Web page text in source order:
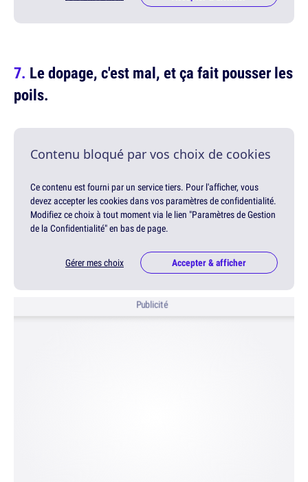
Le dopage, c'est mal, et ça fait pousser les
poils.
Contenu bloqué par vos choix de cookies
Ce contenu est fourni par un service tiers. Pour l'afficher, vous
devez accepter les cookies dans vos paramètres de confidentialité.
Modifiez ce choix à tout moment via le lien "Paramètres de Gestion
de la Confidentialité" en bas de page.
Gérer mes choix Accepter & afficher
Publicité